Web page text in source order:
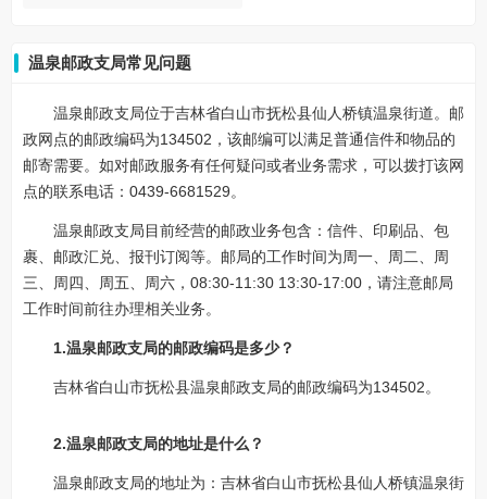
温泉邮政支局常见问题
温泉邮政支局位于吉林省白山市抚松县仙人桥镇温泉街道。邮
政网点的邮政编码为134502，该邮编可以满足普通信件和物品的
邮寄需要。如对邮政服务有任何疑问或者业务需求，可以拨打该网
点的联系电话：0439-6681529。
温泉邮政支局目前经营的邮政业务包含：信件、印刷品、包
裹、邮政汇兑、报刊订阅等。邮局的工作时间为周一、周二、周
三、周四、周五、周六，08:30-11:30 13:30-17:00，请注意邮局
工作时间前往办理相关业务。
1.温泉邮政支局的邮政编码是多少？
吉林省白山市抚松县温泉邮政支局的邮政编码为134502。
2.温泉邮政支局的地址是什么？
温泉邮政支局的地址为：吉林省白山市抚松县仙人桥镇温泉街